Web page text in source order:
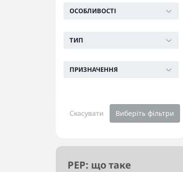
ОСОБЛИВОСТІ
ТИП
ПРИЗНАЧЕННЯ
Скасувати Виберіть фільтри
РЕР: що таке